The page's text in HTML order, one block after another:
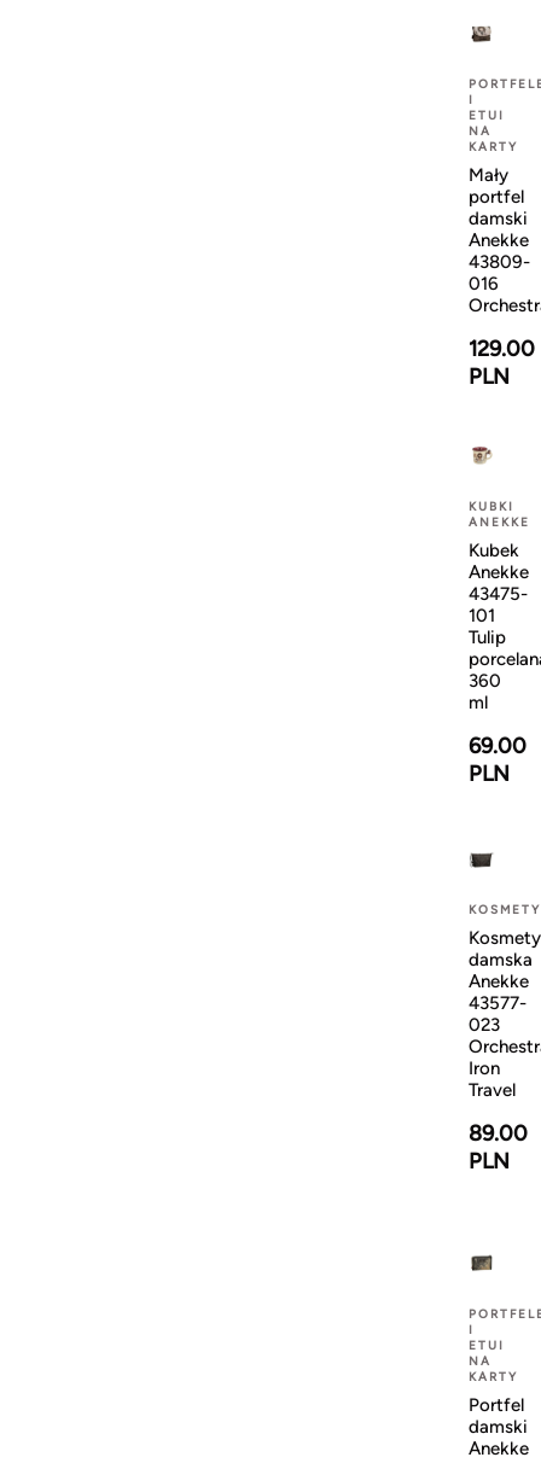
I
ETUI
NA
KARTY
Mały
portfel
damski
Anekke
43809-
016
129.00
PLN
KUBKI
ANEKKE
Kubek
Anekke
43475-
101
Tulip
360
ml
69.00
PLN
damska
Anekke
43577-
023
Iron
Travel
89.00
PLN
I
ETUI
NA
KARTY
Portfel
damski
Anekke